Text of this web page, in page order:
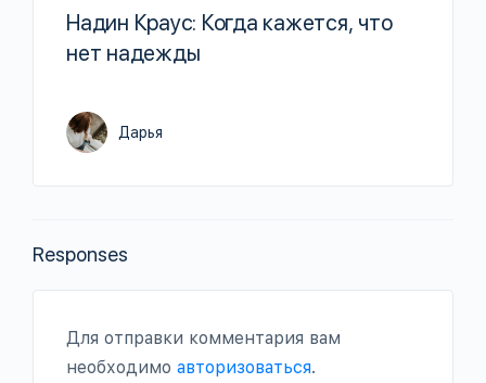
Надин Краус: Когда кажется, что
нет надежды
Дарья
Responses
Для отправки комментария вам
необходимо авторизоваться.